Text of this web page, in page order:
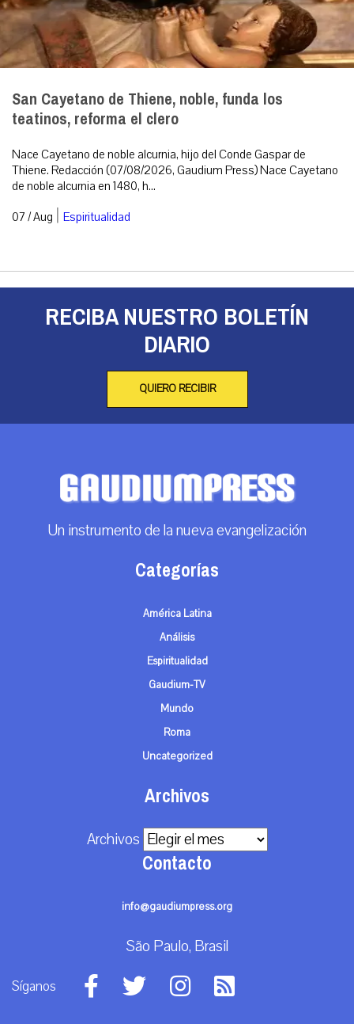
San Cayetano de Thiene, noble, funda los
teatinos, reforma el clero
Nace Cayetano de noble alcurnia, hijo del Conde Gaspar de
Thiene. Redacción (07/08/2026, Gaudium Press) Nace Cayetano
de noble alcurnia en 1480, h...
07 / Aug | Espiritualidad
RECIBA NUESTRO BOLETÍN
DIARIO
QUIERO RECIBIR
Un instrumento de la nueva evangelización
Categorías
América Latina
Análisis
Espiritualidad
Gaudium-TV
Mundo
Roma
Uncategorized
Archivos
Archivos
Contacto
info@gaudiumpress.org
São Paulo, Brasil
Síganos